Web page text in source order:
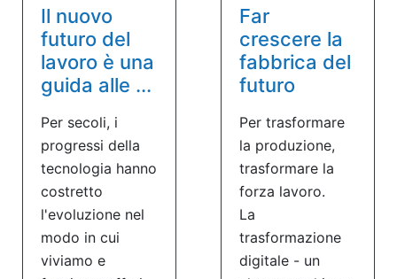
Il nuovo
futuro del
lavoro è una
guida alle ...
Per secoli, i
progressi della
tecnologia hanno
costretto
l'evoluzione nel
modo in cui
viviamo e
Far
crescere la
fabbrica del
futuro
Per trasformare
la produzione,
trasformare la
forza lavoro.
La
trasformazione
digitale - un